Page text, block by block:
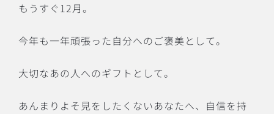
もうすぐ12月。
今年も一年頑張った自分へのご褒美として。
大切なあの人へのギフトとして。
あんまりよそ見をしたくないあなたへ、自信を持